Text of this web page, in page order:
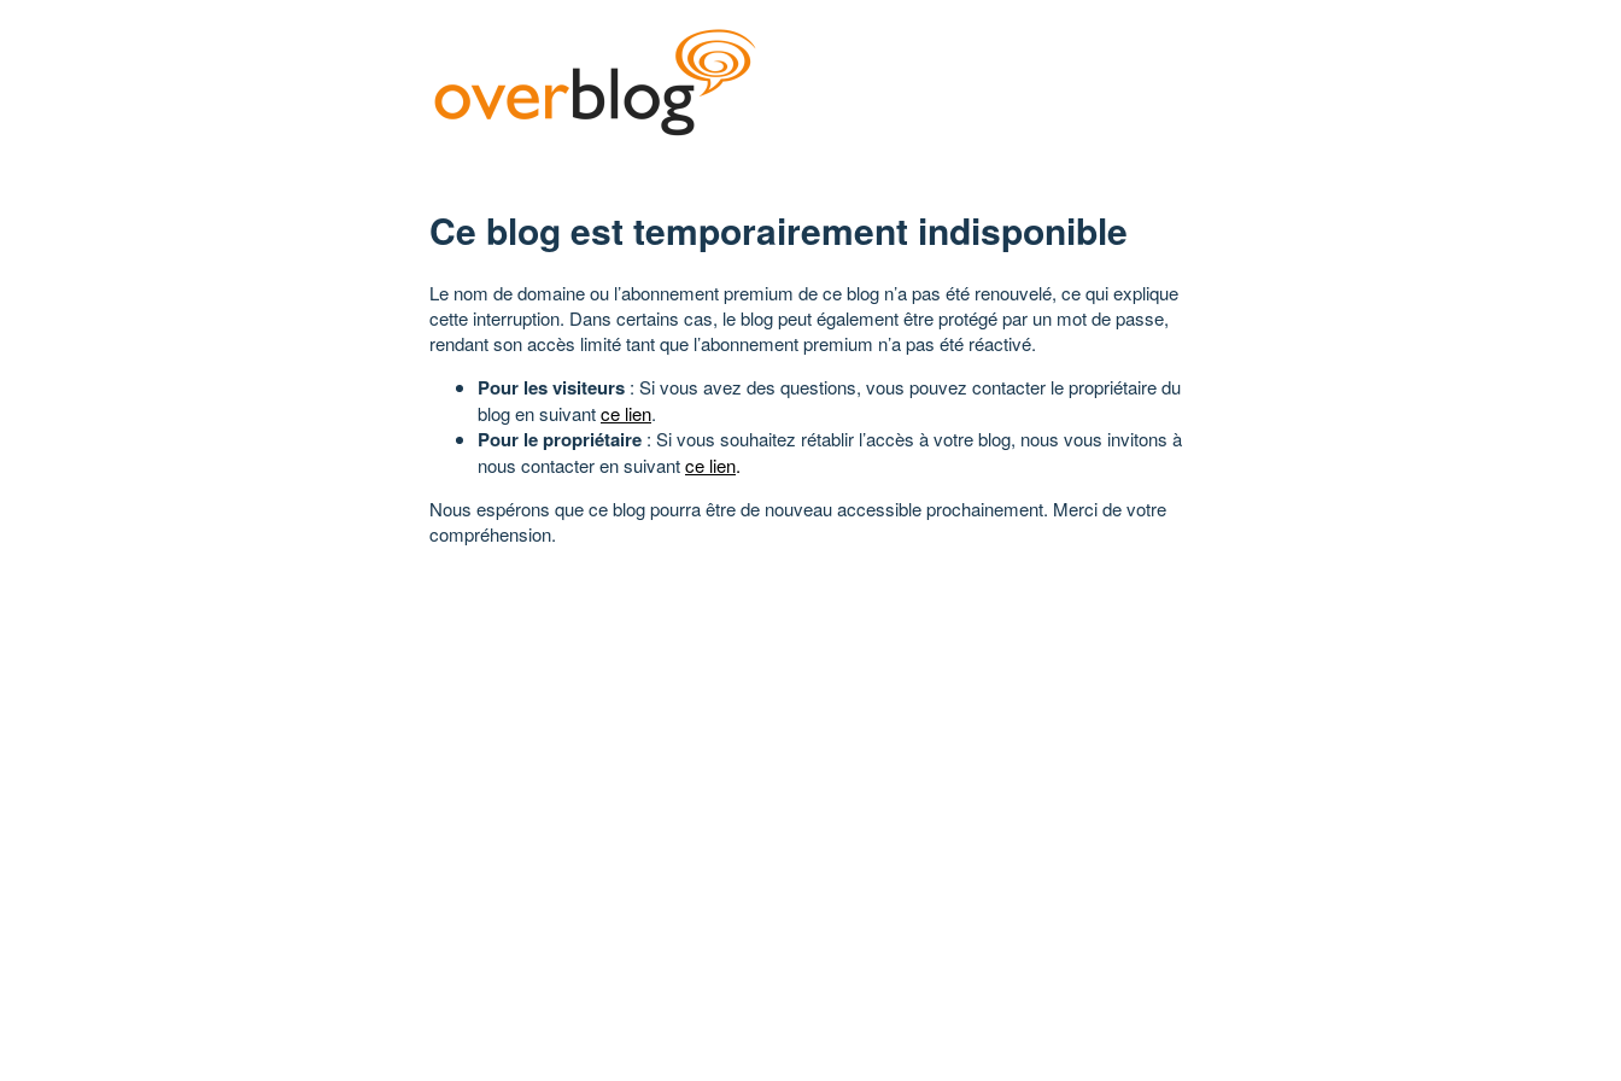
Ce blog est temporairement indisponible
Le nom de domaine ou l’abonnement premium de ce blog n’a pas été renouvelé, ce qui explique
cette interruption. Dans certains cas, le blog peut également être protégé par un mot de passe,
rendant son accès limité tant que l’abonnement premium n’a pas été réactivé.
Pour les visiteurs : Si vous avez des questions, vous pouvez contacter le propriétaire du
blog en suivantce lien.
Pour le propriétaire : Si vous souhaitez rétablir l’accès à votre blog, nous vous invitons à
nous contacter en suivantce lien.
Nous espérons que ce blog pourra être de nouveau accessible prochainement. Merci de votre
compréhension.